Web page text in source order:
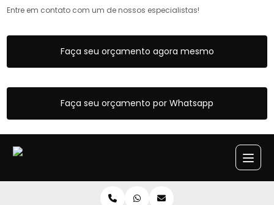
Entre em contato com um de nossos especialistas!
Faça seu orçamento agora mesmo
Faça seu orçamento por Whatsapp